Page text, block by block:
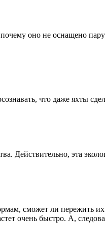
оно не оснащено
что даже яхты
Действительно, эта
сможет ли пережить
очень быстро. А,